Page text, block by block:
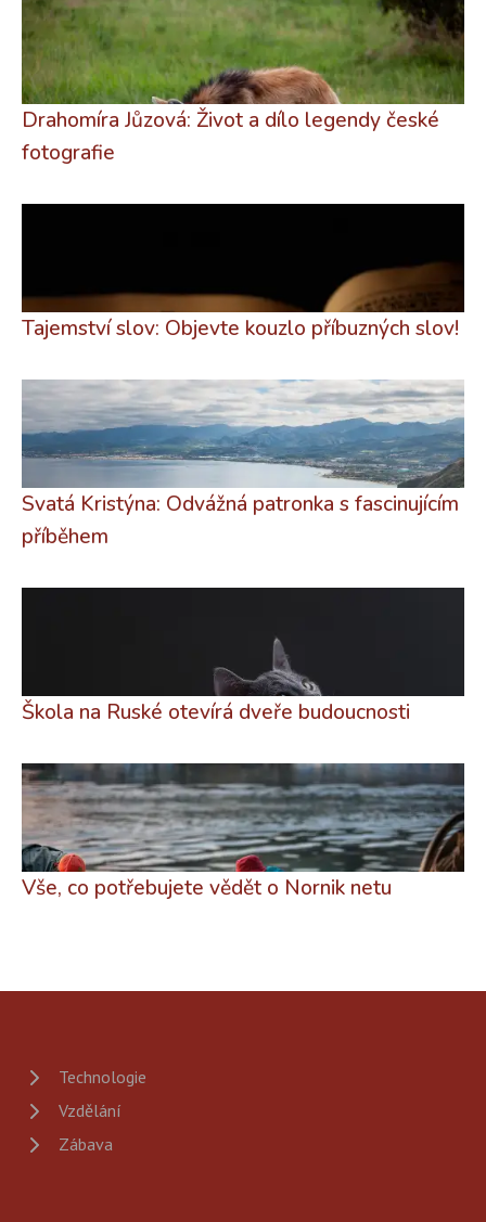
Drahomíra Jůzová: Život a dílo legendy české
fotografie
Tajemství slov: Objevte kouzlo příbuzných slov!
Svatá Kristýna: Odvážná patronka s fascinujícím
příběhem
Škola na Ruské otevírá dveře budoucnosti
Vše, co potřebujete vědět o Nornik netu
Technologie
Vzdělání
Zábava